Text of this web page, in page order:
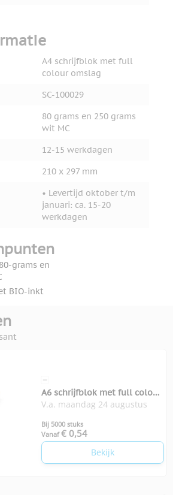
A4 schrijfblok met full
colour omslag
SC-100029
80 grams en 250 grams
wit MC
12-15 werkdagen
210 x 297 mm
• Levertijd oktober t/m
januari: ca. 15-20
werkdagen
grams en
BIO-inkt
A6 schrijfblok met full colour
omslag
V.a. maandag 24 augustus
Bij 5000 stuks
Vanaf € 0,54
Bekijk